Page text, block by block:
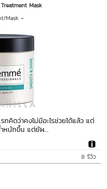
Mask
Mask-
กคิดว่าคงไม่มีอะไรช่วยได้แล้ว แต่
หนักขึ้น แต่ยัผ...
8 รีวิว